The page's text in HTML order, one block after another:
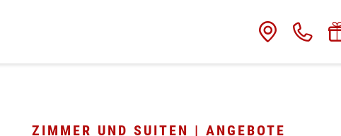
ZIMMER UND SUITEN | ANGEBOTE